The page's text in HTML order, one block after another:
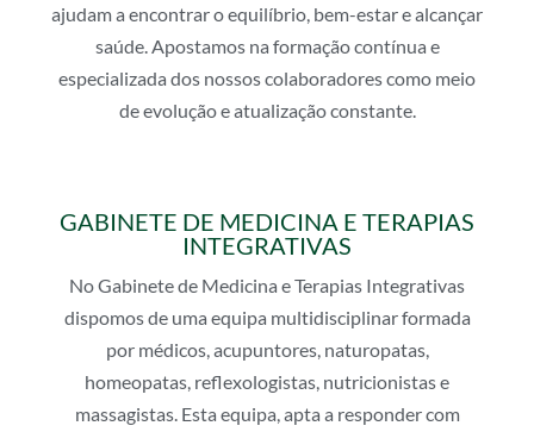
ajudam a encontrar o equilíbrio, bem-estar e alcançar
saúde. Apostamos na formação contínua e
especializada dos nossos colaboradores como meio
de evolução e atualização constante.
GABINETE DE MEDICINA E TERAPIAS
INTEGRATIVAS
No Gabinete de Medicina e Terapias Integrativas
dispomos de uma equipa multidisciplinar formada
por médicos, acupuntores, naturopatas,
homeopatas, reflexologistas, nutricionistas e
massagistas. Esta equipa, apta a responder com